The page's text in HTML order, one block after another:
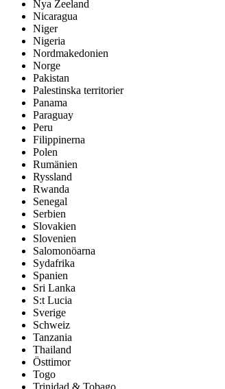
Nya Zeeland
Nicaragua
Niger
Nigeria
Nordmakedonien
Norge
Pakistan
Palestinska territorier
Panama
Paraguay
Peru
Filippinerna
Polen
Rumänien
Ryssland
Rwanda
Senegal
Serbien
Slovakien
Slovenien
Salomonöarna
Sydafrika
Spanien
Sri Lanka
S:t Lucia
Sverige
Schweiz
Tanzania
Thailand
Östtimor
Togo
Trinidad & Tobago